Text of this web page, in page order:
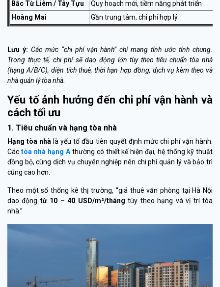
Bắc Từ Liêm / Tây Tựu
Quy hoạch mới, tiềm năng phát triển
Hoàng Mai
Gần trung tâm, chi phí hợp lý
Lưu ý: Các mức “chi phí vận hành” chỉ mang tính ước tính chung.
Trong thực tế, chi phí sẽ dao động lớn tùy theo tiêu chuẩn tòa nhà
(hạng A/B/C), diện tích thuê, thời hạn hợp đồng, dịch vụ kèm theo và
nhà quản lý tòa nhà.
Yếu tố ảnh hưởng đến chi phí vận hành và
cách tối ưu
1. Tiêu chuẩn và hạng tòa nhà
Hạng tòa nhà là yếu tố đầu tiên quyết định mức chi phí vận hành.
Các tòa nhà hạng A thường có thiết kế hiện đại, hệ thống kỹ thuật
đồng bộ, cùng dịch vụ chuyên nghiệp nên chi phí quản lý và bảo trì
cũng cao hơn.
Theo một số thống kê thị trường, “giá thuê văn phòng tại Hà Nội
dao động từ 10 – 40 USD/m²/tháng tùy theo hạng và vị trí tòa
nhà.”